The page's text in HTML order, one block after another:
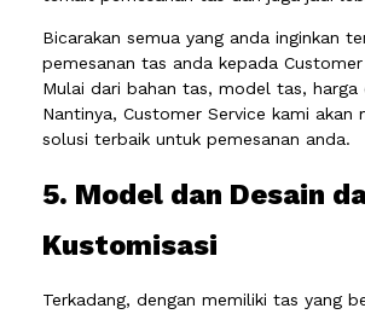
Bicarakan semua yang anda inginkan
pemesanan tas anda kepada
Mulai dari bahan tas, model tas, harga
Nantinya, Customer Service kami akan
solusi terbaik untuk pemesanan anda.
5. Model dan Desain
Kustomisasi
Terkadang, dengan memiliki tas yang